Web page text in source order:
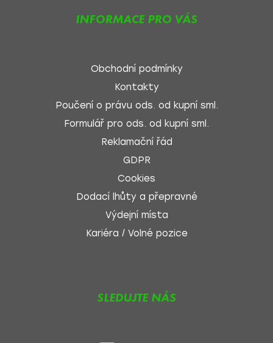
INFORMACE PRO VÁS
Obchodní podmínky
Kontakty
Poučení o právu ods. od kupní sml.
Formulář pro ods. od kupní sml.
Reklamační řád
GDPR
Cookies
Dodací lhůty a přepravné
Výdejní místa
Kariéra / Volné pozice
SLEDUJTE NÁS